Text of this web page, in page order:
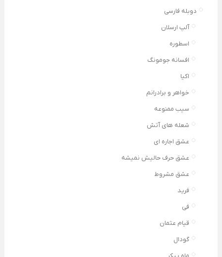
دوبله فارسی
آلپ ارسلان
اسطوره
افسانه جومونگ
اکیا
خواهر و برادرانم
سیب ممنوعه
شعله های آتش
عشق اجاره ای
عشق حرف حالیش نمیشه
عشق مشروط
فرید
فی
قیام عثمان
گودال